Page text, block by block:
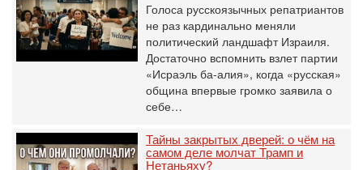
Голоса русскоязычных репатриантов
не раз кардинально меняли
политический ландшафт Израиля.
Достаточно вспомнить взлет партии
«Исраэль ба-алия», когда «русская»
община впервые громко заявила о
себе…
Тайны закрытых дверей: о чём на
самом деле молчат Трамп и
Нетаньяху?